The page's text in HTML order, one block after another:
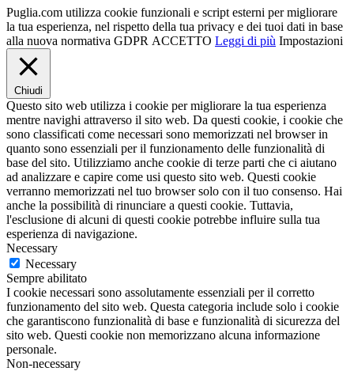
Puglia.com utilizza cookie funzionali e script esterni per migliorare
la tua esperienza, nel rispetto della tua privacy e dei tuoi dati in base
alla nuova normativa GDPR ACCETTO Leggi di più Impostazioni
Chiudi
Questo sito web utilizza i cookie per migliorare la tua esperienza
mentre navighi attraverso il sito web. Da questi cookie, i cookie che
sono classificati come necessari sono memorizzati nel browser in
quanto sono essenziali per il funzionamento delle funzionalità di
base del sito. Utilizziamo anche cookie di terze parti che ci aiutano
ad analizzare e capire come usi questo sito web. Questi cookie
verranno memorizzati nel tuo browser solo con il tuo consenso. Hai
anche la possibilità di rinunciare a questi cookie. Tuttavia,
l'esclusione di alcuni di questi cookie potrebbe influire sulla tua
esperienza di navigazione.
Necessary
Necessary
Sempre abilitato
I cookie necessari sono assolutamente essenziali per il corretto
funzionamento del sito web. Questa categoria include solo i cookie
che garantiscono funzionalità di base e funzionalità di sicurezza del
sito web. Questi cookie non memorizzano alcuna informazione
personale.
Non-necessary